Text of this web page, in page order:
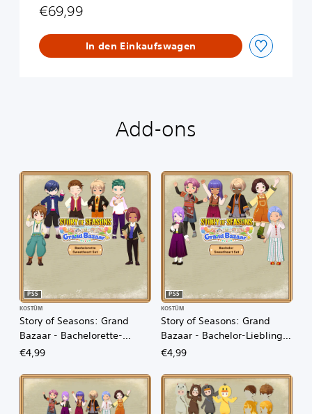
€69,99
In den Einkaufswagen
Add-ons
Story of Seasons: Grand
Bazaar - Bachelorette-
Liebling-Set
PS5
KOSTÜM
€4,99
Story of Seasons: Grand
Bazaar - Bachelor-Liebling-
Set
PS5
KOSTÜM
€4,99